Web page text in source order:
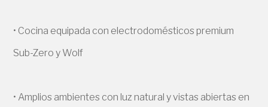
• Cocina equipada con electrodomésticos premium
Sub-Zero y Wolf
• Amplios ambientes con luz natural y vistas abiertas en